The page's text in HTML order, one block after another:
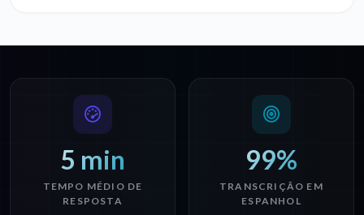
5 min
TEMPO MÉDIO DE
RESPOSTA
99%
TRANSCRIÇÃO EM
ESPANHOL